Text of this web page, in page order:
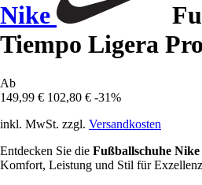
Nike
Tiempo Ligera
Ab
149,99 € 102,80 € -31%
inkl. MwSt. zzgl. Versandkosten
Entdecken Sie die Fußballschuhe
Komfort, Leistung und Stil für